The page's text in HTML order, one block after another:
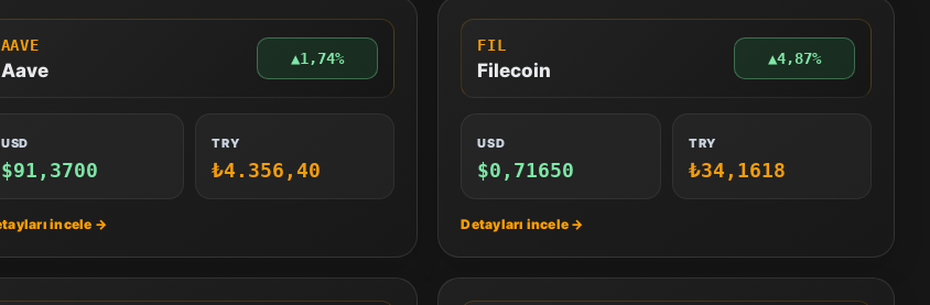
AAVE
Aave
▲1,74%
USD
$91,3700
TRY
₺4.356,40
FIL
Filecoin
▲4,87%
USD
$0,71650
TRY
₺34,1618